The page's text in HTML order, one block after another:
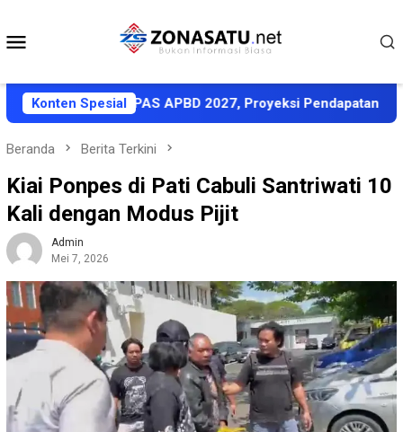
konten
Konten Spesial
KUA-PPAS APBD 2027, Proyeksi Pendapatan Rp1,8
Beranda Berita Terkini
Kiai Ponpes di Pati Cabuli Santriwati 10
Kali dengan Modus Pijit
Admin
Mei 7, 2026